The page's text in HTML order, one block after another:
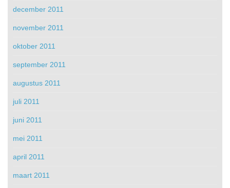
december 2011
november 2011
oktober 2011
september 2011
augustus 2011
juli 2011
juni 2011
mei 2011
april 2011
maart 2011